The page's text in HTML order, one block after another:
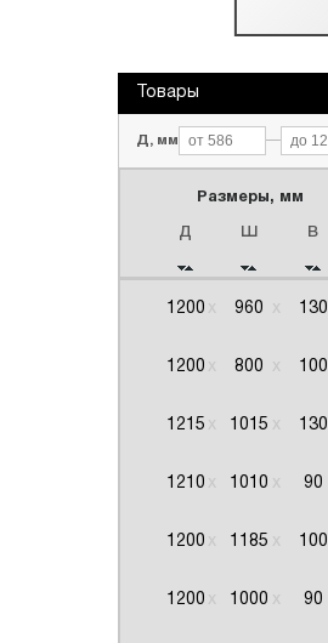
Товары
Д, мм —
Размеры, мм
Д Ш В
1200 960 130
1200 800 100
1215 1015 130
1210 1010 90
1200 1185 100
1200 1000 90